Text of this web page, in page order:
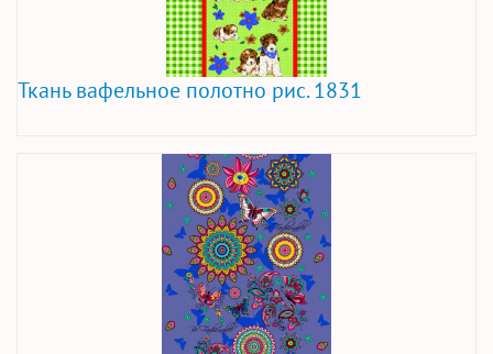
Ткань вафельное полотно рис. 1831